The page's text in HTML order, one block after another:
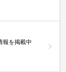
報を掲載中